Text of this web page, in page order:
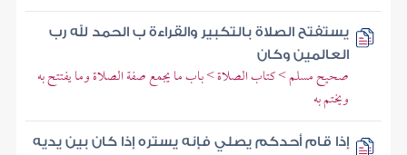
يستفتح الصلاة بالتكبير والقراءة ب الحمد لله رب
العالمين وكان
صحيح مسلم > كتاب الصلاة > باب ما يجمع صفة الصلاة وما يفتتح به
ويختم به
إذا قام أحدكم يصلي فإنه يستره إذا كان بين يديه